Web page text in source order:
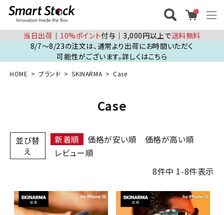
0
当日出荷 │ 10%ポイント付与│3,000円以上で送料無料
8/7～8/23の注文は、通常より出荷にお時間いただく
可能性がございます。詳しくはこちら
HOME ブランド SKINARMA Case
Case
並び替
え
新着順 価格が安い順
価格が高い順
レビュー順
8件中 1-8件表示